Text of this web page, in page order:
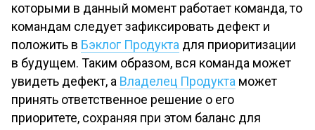
которыми в данный момент работает команда, то
командам следует зафиксировать дефект и
положить в Бэклог Продукта для приоритизации
в будущем. Таким образом, вся команда может
увидеть дефект, а Владелец Продукта может
принять ответственное решение о его
приоритете, сохраняя при этом баланс для